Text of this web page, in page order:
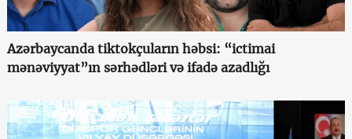
Azərbaycanda tiktokçuların həbsi: “ictimai
mənəviyyat”ın sərhədləri və ifadə azadlığı